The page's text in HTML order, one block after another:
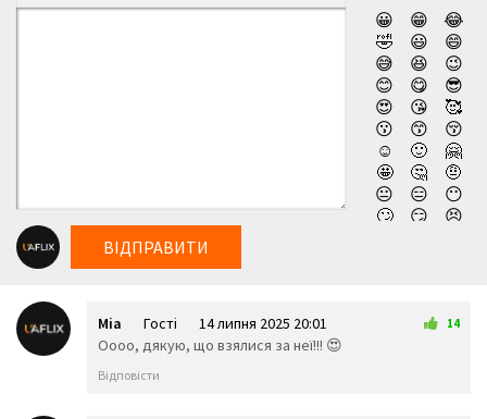
😀
😁
😂
🤣
😃
😄
😅
😆
😉
😊
😋
😎
😍
😘
🥰
😗
😙
😚
☺️
🙂
🤗
🤩
🤔
🤨
😐
😑
😶
🙄
😏
😣
😓
😔
ВІДПРАВИТИ
Міа Гості 14 липня 2025 20:01 14
Оооо, дякую, що взялися за неї!!! 😍
Відповісти